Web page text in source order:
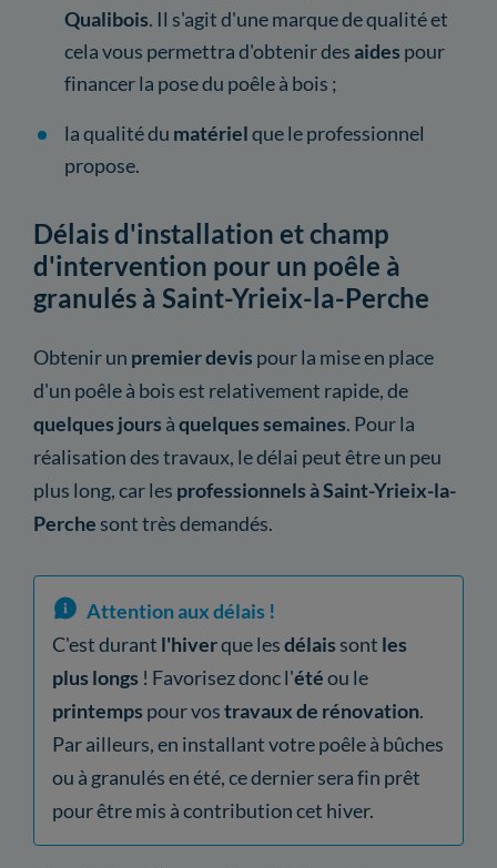
Qualibois. Il s'agit d'une marque de qualité et
cela vous permettra d'obtenir desaides pour
financer la pose du poêle à bois ;
la qualité du matérielque le professionnel
propose.
Délais d'installation et champ
d'intervention pour un poêle à
granulés à Saint-Yrieix-la-Perche
Obtenir un premier devis pour la mise en place
d'un poêle à bois est relativement rapide, de
quelques jours àquelques semaines. Pour la
réalisation des travaux, le délai peut être un peu
plus long, car les professionnels à Saint-Yrieix-la-
Perche sont très demandés.
Attention aux délais !
C'est durant l'hiverque lesdélais sont les
plus longs ! Favorisez donc l'étéou le
printemps pour vostravaux de rénovation.
Par ailleurs, en installant votre poêle à bûches
ou à granulés en été, ce dernier sera fin prêt
pour être mis à contribution cet hiver.